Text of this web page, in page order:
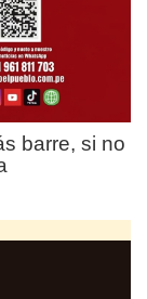
barre, si no